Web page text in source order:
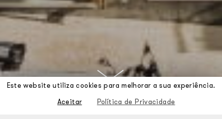
Este website utiliza cookies para melhorar a sua experiência.
Aceitar
Política de Privacidade